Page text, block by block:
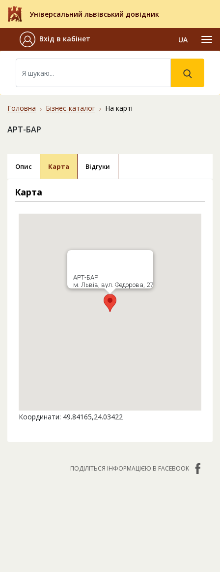
Універсальний львівський довідник
Вхід в кабінет UA
Головна Бізнес-каталог На карті
АРТ-БАР
Опис Карта Відгуки
Карта
АРТ-БАР
м. Львів, вул. Федорова, 27
Координати: 49.84165,24.03422
ПОДІЛІТЬСЯ ІНФОРМАЦІЄЮ В FACEBOOK